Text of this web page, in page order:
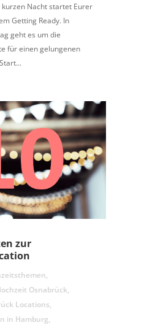
Nacht startet Eurer
Getting Ready. In
geht es um die
für einen gelungenen
zur
,
Osnabrück,
Locations,
in Hamburg,